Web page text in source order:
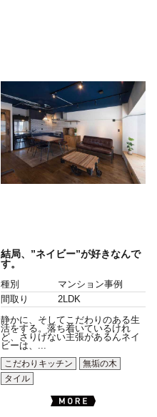
結局、”ネイビー”が好きなんで
す。
種別
マンション事例
間取り
2LDK
静かに、そしてこだわりのある生
活をする。落ち着いているけれ
ど、さりげない主張があるんネイ
ビーは、...
こだわりキッチン
無垢の木
タイル